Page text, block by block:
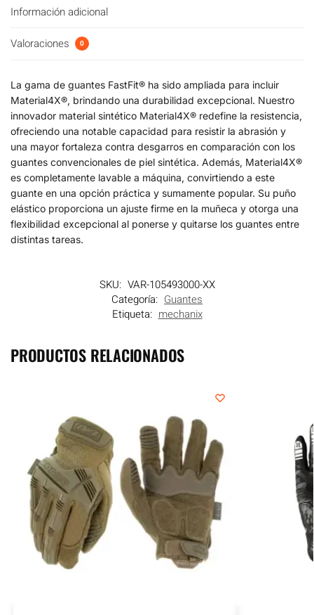
Información adicional
Valoraciones 0
La gama de guantes FastFit® ha sido ampliada para incluir
Material4X®, brindando una durabilidad excepcional. Nuestro
innovador material sintético Material4X® redefine la resistencia,
ofreciendo una notable capacidad para resistir la abrasión y
una mayor fortaleza contra desgarros en comparación con los
guantes convencionales de piel sintética. Además, Material4X®
es completamente lavable a máquina, convirtiendo a este
guante en una opción práctica y sumamente popular. Su puño
elástico proporciona un ajuste firme en la muñeca y otorga una
flexibilidad excepcional al ponerse y quitarse los guantes entre
distintas tareas.
SKU: VAR-105493000-XX
Categoría: Guantes
Etiqueta: mechanix
PRODUCTOS RELACIONADOS